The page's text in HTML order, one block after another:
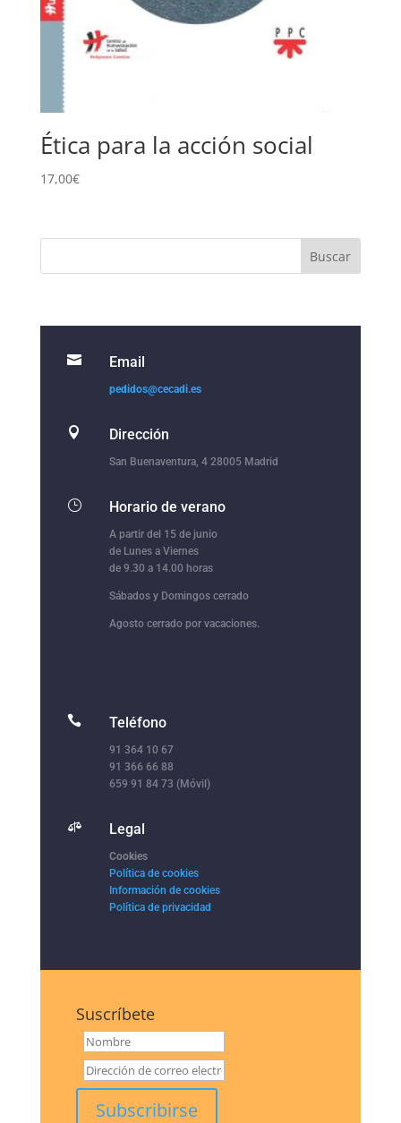
Ética para la acción social
17,00€
 Email
pedidos@cecadi.es
 Dirección
San Buenaventura, 4 28005 Madrid
} Horario de verano
A partir del 15 de junio
de Lunes a Viernes
de 9.30 a 14.00 horas
Sábados y Domingos cerrado
Agosto cerrado por vacaciones.
 Teléfono
91 364 10 67
91 366 66 88
659 91 84 73 (Móvil)
 Legal
Cookies
Política de cookies
Información de cookies
Política de privacidad
Suscríbete